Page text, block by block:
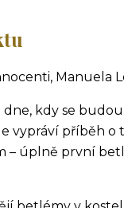
Manuela
kdy se
vypráví příběh
– úplně první